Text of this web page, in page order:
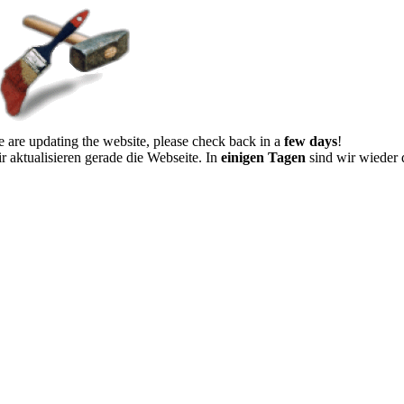
are updating the website, please check back in a few days!
aktualisieren gerade die Webseite. In einigen Tagen sind wir wieder